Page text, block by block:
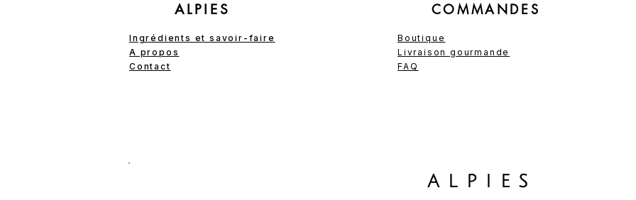
ALPIES
Ingrédients et savoir-faire
A propos
Contact
COMMANDES
Boutique
Livraison gourmande
FAQ
ALPIES